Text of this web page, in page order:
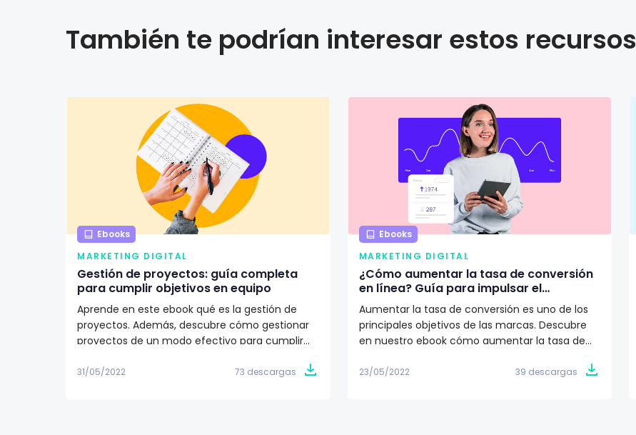
También te podrían interesar estos recursos
Ebooks
MARKETING DIGITAL
Gestión de proyectos: guía completa
para cumplir objetivos en equipo
Aprende en este ebook qué es la gestión de
proyectos. Además, descubre cómo gestionar
proyectos de un modo efectivo para cumplir
31/05/2022 73 descargas
Ebooks
MARKETING DIGITAL
¿Cómo aumentar la tasa de conversión
en línea? Guía para impulsar el
crecimiento de tu marca
Aumentar la tasa de conversión es uno de los
principales objetivos de las marcas. Descubre
en nuestro ebook cómo aumentar la tasa de
23/05/2022 39 descargas